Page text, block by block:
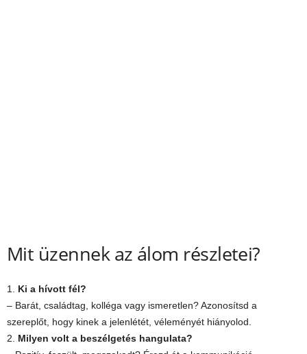
Mit üzennek az álom részletei?
1. Ki a hívott fél?
– Barát, családtag, kolléga vagy ismeretlen? Azonosítsd a
szereplőt, hogy kinek a jelenlétét, véleményét hiányolod.
2. Milyen volt a beszélgetés hangulata?